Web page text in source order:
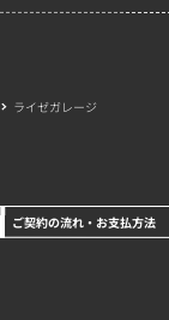
ライゼガレージ
ご契約の流れ・お支払方法